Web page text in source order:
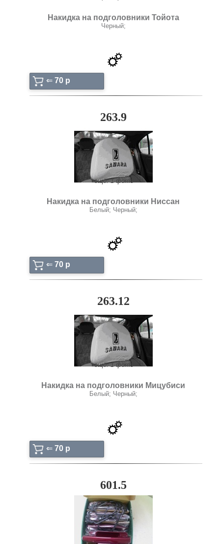
Накидка на подголовники Тойота
Черный;
⇐ 70 p
263.9
ещё: 1 фото
Накидка на подголовники Ниссан
Белый; Черный;
⇐ 70 p
263.12
ещё: 1 фото
Накидка на подголовники Мицубиси
Белый; Черный;
⇐ 70 p
601.5